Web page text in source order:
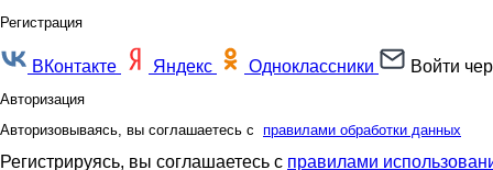
Регистрация
ВКонтакте Яндекс Одноклассники Войти
Авторизация
Авторизовываясь, вы соглашаетесь с правилами обработки данных
Регистрируясь, вы соглашаетесь с правилами